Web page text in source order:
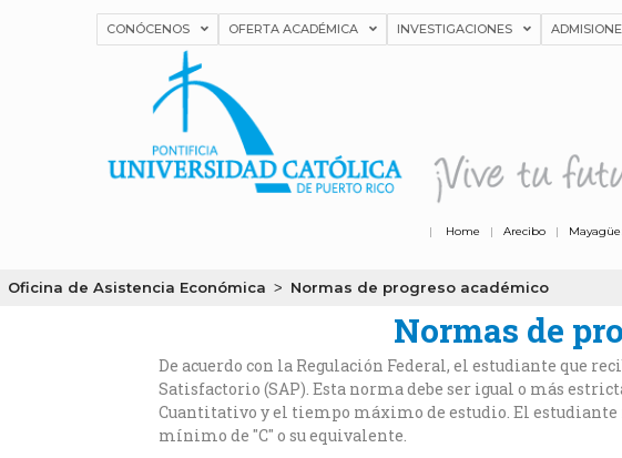
CONÓCENOS OFERTA ACADÉMICA INVESTIGACIONES
| Home |Arecibo |
Oficina de Asistencia Económica > Normas de progreso académico
Normas de
De acuerdo con la Regulación Federal, el estudiante que
Satisfactorio (SAP). Esta norma debe ser igual o más
Cuantitativo y el tiempo máximo de estudio. El estudiante
mínimo de "C" o su equivalente.